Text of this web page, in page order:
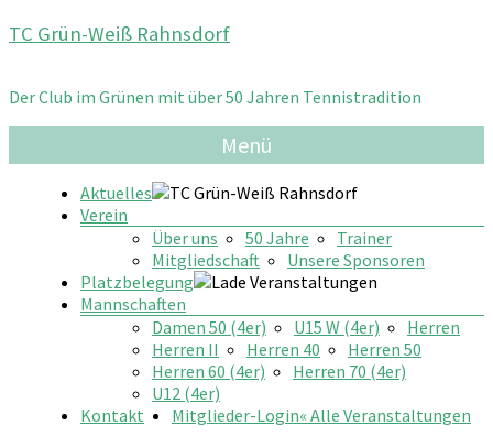
Zum
TC Grün-Weiß Rahnsdorf
Der Club im Grünen mit über 50 Jahren Tennistradition
Menü
Aktuelles
Verein
Über uns
50 Jahre
Trainer
Mitgliedschaft
Unsere Sponsoren
Platzbelegung
Mannschaften
Damen 50 (4er)
U15 W (4er)
Herren
Herren II
Herren 40
Herren 50
Herren 60 (4er)
Herren 70 (4er)
U12 (4er)
Kontakt
Mitglieder-Login« Alle Veranstaltungen